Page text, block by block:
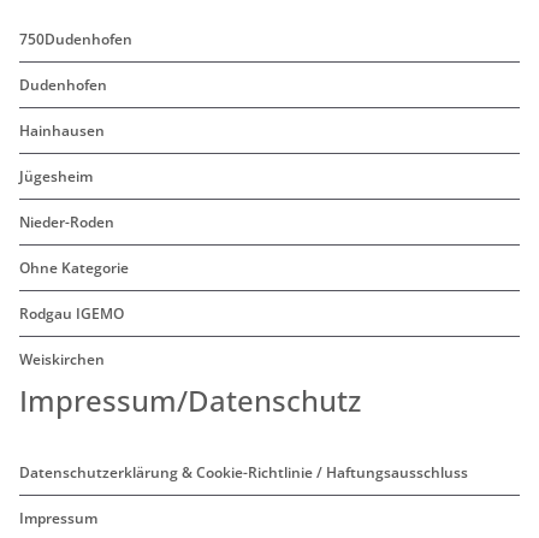
750Dudenhofen
Dudenhofen
Hainhausen
Jügesheim
Nieder-Roden
Ohne Kategorie
Rodgau IGEMO
Weiskirchen
Impressum/Datenschutz
Datenschutzerklärung & Cookie-Richtlinie / Haftungsausschluss
Impressum